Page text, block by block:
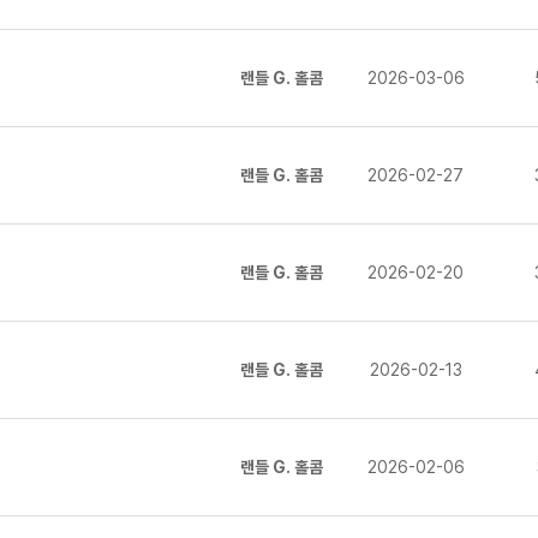
랜들 G. 홀콤 2026-03-06
랜들 G. 홀콤 2026-02-27
랜들 G. 홀콤 2026-02-20
랜들 G. 홀콤 2026-02-13
랜들 G. 홀콤 2026-02-06